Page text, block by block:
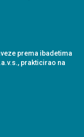
prema ibadetima
prakticirao na